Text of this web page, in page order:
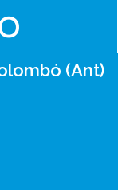
(Ant)